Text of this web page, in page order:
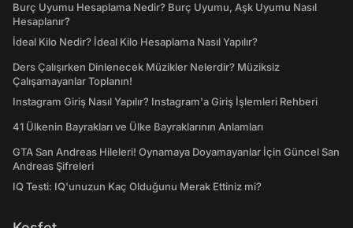
Burç Uyumu Hesaplama Nedir? Burç Uyumu, Aşk Uyumu Nasıl
Hesaplanır?
İdeal Kilo Nedir? İdeal Kilo Hesaplama Nasıl Yapılır?
Ders Çalışırken Dinlenecek Müzikler Nelerdir? Müziksiz
Çalışamayanlar Toplanın!
Instagram Giriş Nasıl Yapılır? Instagram'a Giriş İşlemleri Rehberi
41 Ülkenin Bayrakları ve Ülke Bayraklarının Anlamları
GTA San Andreas Hileleri! Oynamaya Doyamayanlar İçin Güncel San
Andreas Şifreleri
IQ Testi: IQ'unuzun Kaç Olduğunu Merak Ettiniz mi?